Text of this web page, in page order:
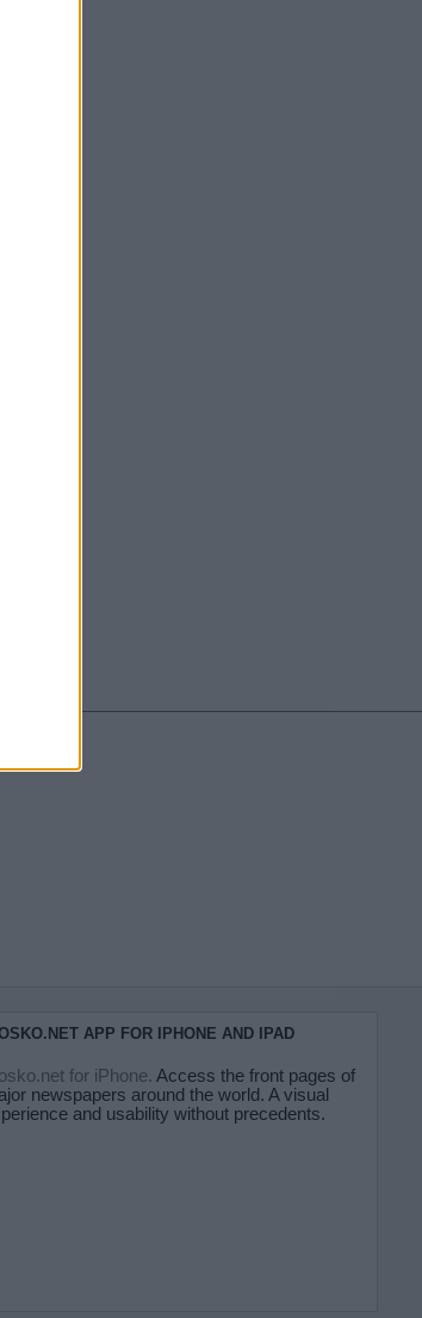
APP FOR IPHONE AND IPAD
for iPhone. Access the front pages of
newspapers around the world. A visual
and usability without precedents.